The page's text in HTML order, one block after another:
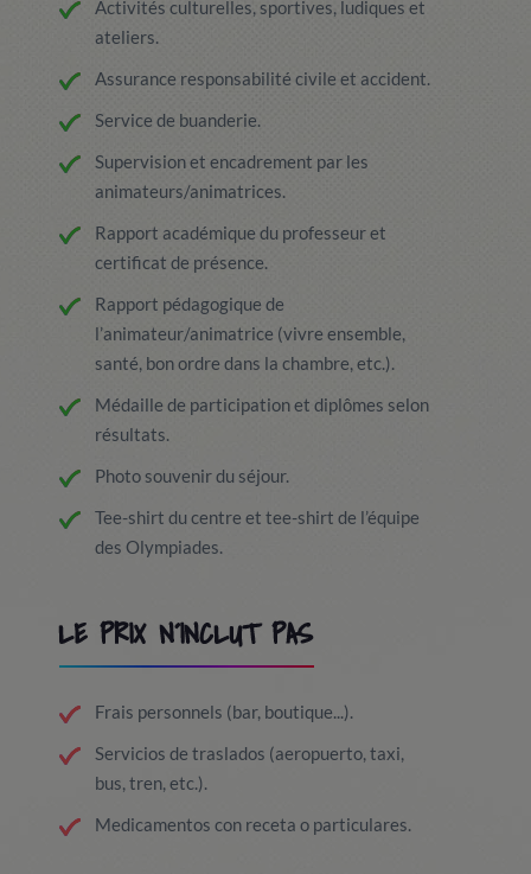
Activités culturelles, sportives, ludiques et
ateliers.
Assurance responsabilité civile et accident.
Service de buanderie.
Supervision et encadrement par les
animateurs/animatrices.
Rapport académique du professeur et
certificat de présence.
Rapport pédagogique de
l’animateur/animatrice (vivre ensemble,
santé, bon ordre dans la chambre, etc.).
Médaille de participation et diplômes selon
résultats.
Photo souvenir du séjour.
Tee-shirt du centre et tee-shirt de l’équipe
des Olympiades.
LE PRIX N´INCLUT PAS
Frais personnels (bar, boutique...).
Servicios de traslados (aeropuerto, taxi,
bus, tren, etc.).
Medicamentos con receta o particulares.